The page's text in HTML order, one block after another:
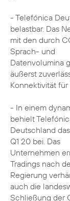
- Telefónica
belastbar. Das
mit den durch
Sprach- und
Datenvolumina
äußerst
Konnektivität für
- In einem
behielt
Deutschland
Q1 20 bei. Das
Unternehmen
Tradings nach
Regierung
auch die
Schließung der